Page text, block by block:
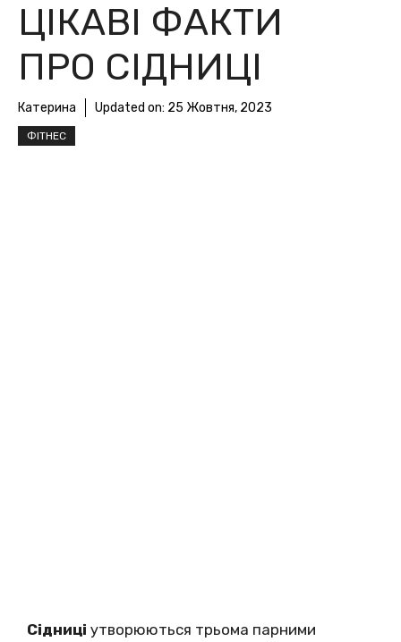
ЦІКАВІ ФАКТИ
ПРО СІДНИЦІ
Катерина Updated on: 25 Жовтня, 2023
ФІТНЕС
Сідниці утворюються трьома парними